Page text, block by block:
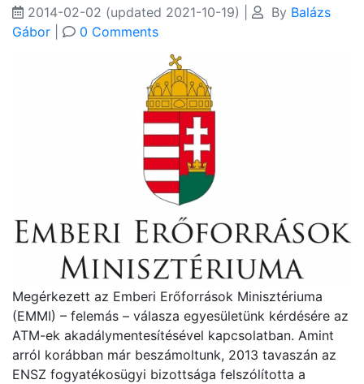
2014-02-02 (updated 2021-10-19) By Balázs
Gábor
0 Comments
Megérkezett az Emberi Erőforrások Minisztériuma
(EMMI) – felemás – válasza egyesületünk kérdésére az
ATM-ek akadálymentesítésével kapcsolatban. Amint
arról korábban már beszámoltunk, 2013 tavaszán az
ENSZ fogyatékosügyi bizottsága felszólította a